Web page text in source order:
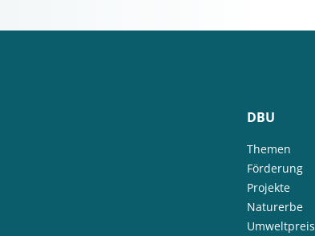
DBU
Themen
Förderung
Projekte
Naturerbe
Umweltpreis